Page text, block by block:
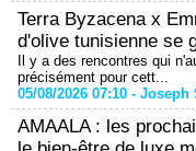
Terra Byzacena x
d'olive tunisienne se
Il y a des rencontres qui
précisément pour cett...
05/08/2026 07:10 - Joseph
AMAALA : les